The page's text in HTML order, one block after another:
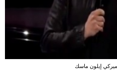
إيلون ماسك